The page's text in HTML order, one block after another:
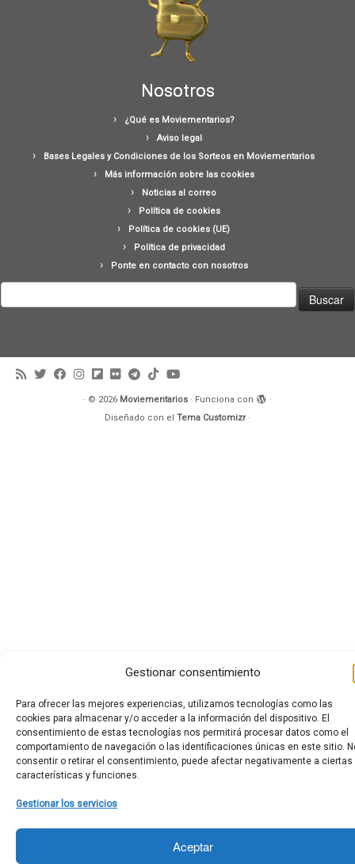
Gestionar consentimiento
Para ofrecer las mejores experiencias, utilizamos tecnologías como las
cookies para almacenar y/o acceder a la información del dispositivo. El
consentimiento de estas tecnologías nos permitirá procesar datos como el
comportamiento de navegación o las identificaciones únicas en este sitio.
consentir o retirar el consentimiento, puede afectar negativamente a ciertas
características y funciones.
Gestionar los servicios
Aceptar
Nosotros
¿Qué es Moviementarios?
Aviso legal
Bases Legales y Condiciones de los Sorteos en Moviementarios
Más información sobre las cookies
Noticias al correo
Política de cookies
Política de cookies (UE)
Política de privacidad
Ponte en contacto con nosotros
· © 2026 Moviementarios · Funciona con
·
Diseñado con el Tema Customizr·